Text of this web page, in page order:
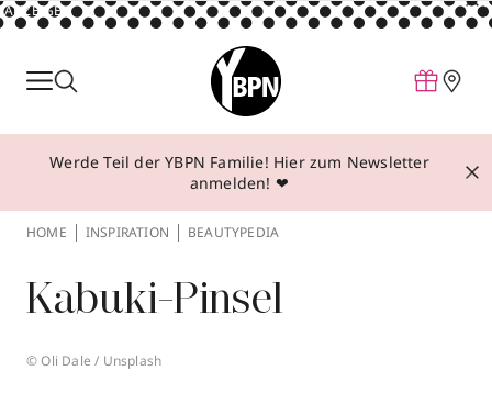
ANZEIGE
Parfum
Make-up
Behandlungen
Über YBPN
Aktionen
Werde Teil der YBPN Familie! Hier zum Newsletter
anmelden! ❤
HOME INSPIRATION BEAUTYPEDIA
Kabuki-Pinsel
© Oli Dale / Unsplash